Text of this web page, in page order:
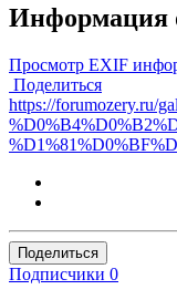
Информация
Просмотр EXIF
Поделиться
https://forumozery.ru/
Поделиться
Подписчики 0